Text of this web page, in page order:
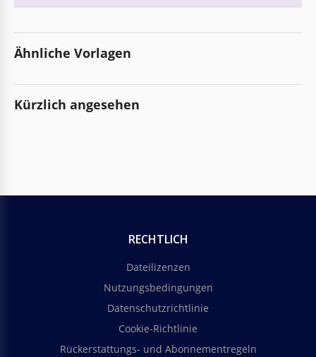
Ähnliche Vorlagen
Kürzlich angesehen
RECHTLICH
Dateilizenzen
Nutzungsbedingungen
Datenschutzrichtlinie
Cookie-Richtlinie
Rückerstattungs- und Abonnementregeln